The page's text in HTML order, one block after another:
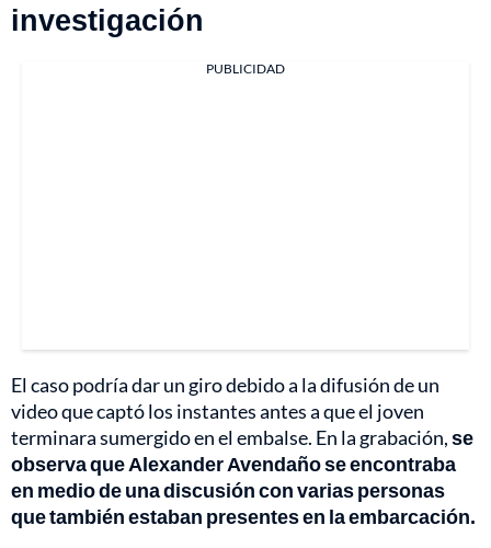
investigación
PUBLICIDAD
El caso podría dar un giro debido a la difusión de un
video que captó los instantes antes a que el joven
terminara sumergido en el embalse. En la grabación,se
observa que Alexander Avendaño se encontraba
en medio de una discusión con varias personas
que también estaban presentes en la embarcación.